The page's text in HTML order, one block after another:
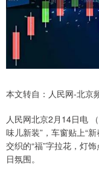
本文转自：人民网-北京
人民网北京2月14日电
味儿新装”，车窗贴上“
交织的“福”字拉花，灯
日氛围。